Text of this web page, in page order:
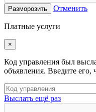
Разморозить Отменить
Платные услуги
×
Код управления был
объявления. Введите
Выслать ещё раз